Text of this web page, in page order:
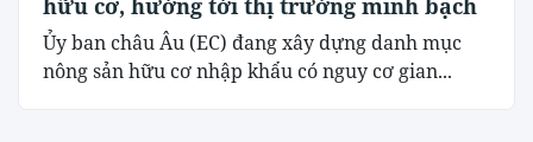
hữu cơ, hướng tới thị trường minh bạch
Ủy ban châu Âu (EC) đang xây dựng danh mục
nông sản hữu cơ nhập khẩu có nguy cơ gian...